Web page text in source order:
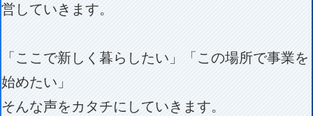
営していきます。
「ここで新しく暮らしたい」「この場所で事業を
始めたい」
そんな声をカタチにしていきます。